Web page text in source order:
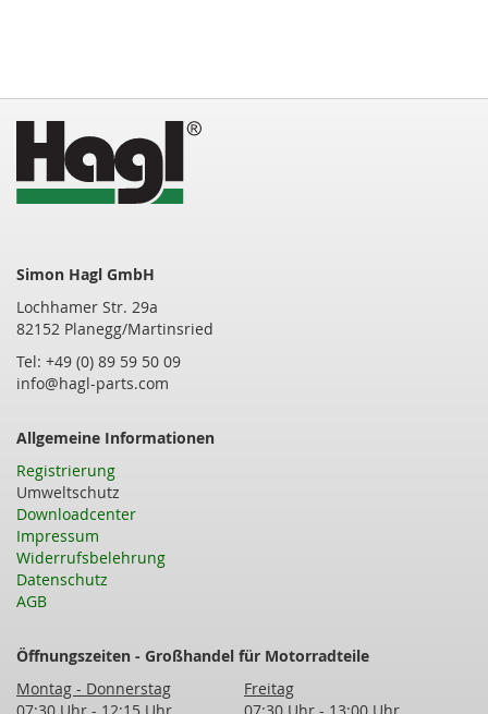
Simon Hagl GmbH
Lochhamer Str. 29a
82152 Planegg/Martinsried
Tel: +49 (0) 89 59 50 09
info@hagl-parts.com
Allgemeine Informationen
Registrierung
Umweltschutz
Downloadcenter
Impressum
Widerrufsbelehrung
Datenschutz
AGB
Öffnungszeiten - Großhandel für Motorradteile
Montag - Donnerstag
Freitag